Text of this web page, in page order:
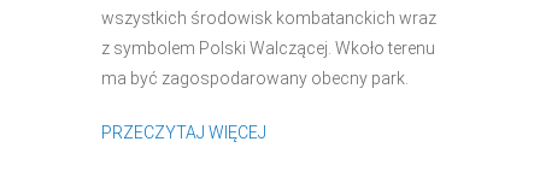
wszystkich środowisk kombatanckich wraz
z symbolem Polski Walczącej. Wkoło terenu
ma być zagospodarowany obecny park.
PRZECZYTAJ WIĘCEJ